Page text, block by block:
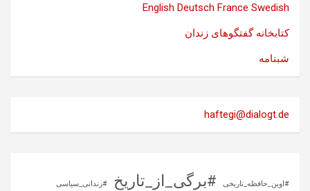
English Deutsch France Swedish
کتابخانه گفتگوهای زندان
شبنامه
haftegi@dialogt.de
#اوین_حافظه_تاریخی #برگی_از_تاریخ #زندانی_سیاسی